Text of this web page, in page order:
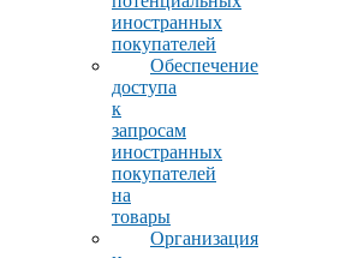
иностранных
покупателей
Обеспечение
доступа
к
запросам
иностранных
покупателей
на
товары
Организация